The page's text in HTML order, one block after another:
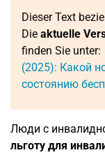
Dieser Text
Die aktuelle
finden Sie unter:
(2025): Какой
состоянию
Люди с
льготу для